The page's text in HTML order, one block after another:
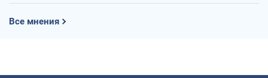
Все мнения